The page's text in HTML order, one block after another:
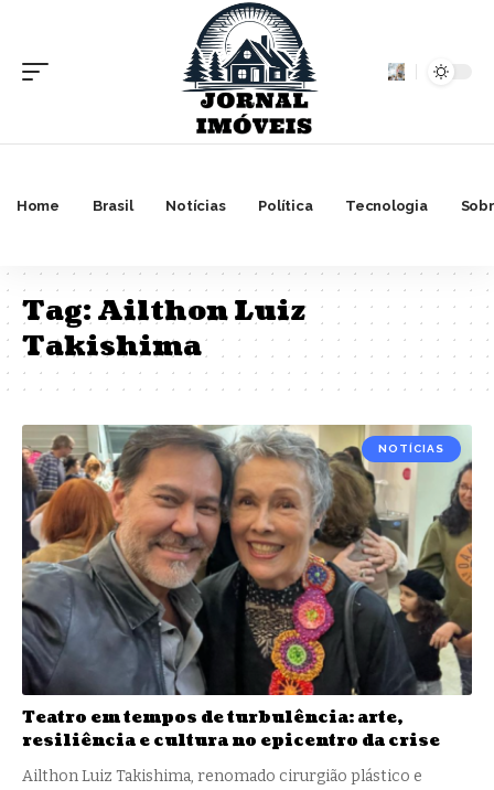
Home Brasil Notícias Política Tecnologia
Tag:Ailthon Luiz
Takishima
NOTÍCIAS
Teatro em tempos de turbulência: arte,
resiliência e cultura no epicentro da crise
Ailthon Luiz Takishima, renomado cirurgião plástico e